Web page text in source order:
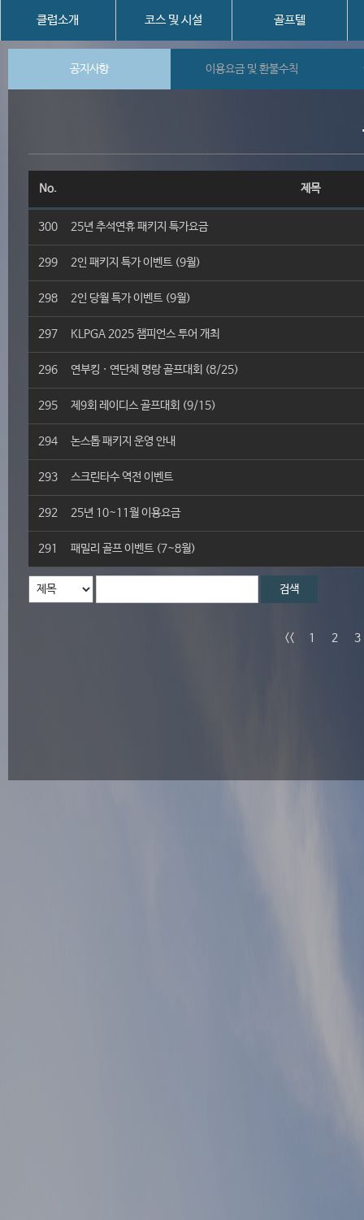
클럽소개 코스 및 시설 골프텔
공지사항 이용요금 및 환불수칙
No. 제목
300 25년 추석연휴 패키지 특가요금
299 2인 패키지 특가 이벤트 (9월)
298 2인 당월 특가 이벤트 (9월)
297 KLPGA 2025 챔피언스 투어 개최
296 연부킹 · 연단체 명랑 골프대회 (8/25)
295 제9회 레이디스 골프대회 (9/15)
294 논스톱 패키지 운영 안내
293 스크린타수 역전 이벤트
292 25년 10~11월 이용요금
291 패밀리 골프 이벤트 (7~8월)
검색
<< 1 2 3